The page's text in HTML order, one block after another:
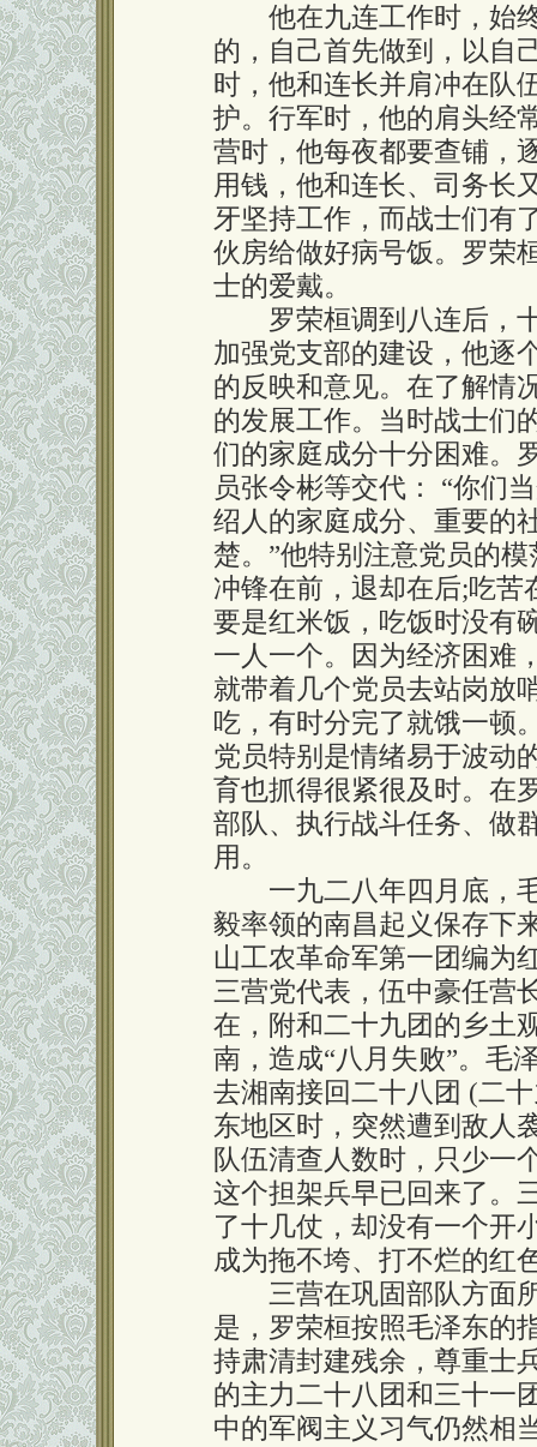
他在九连工作时，始终
的，自己首先做到，以自
时，他和连长并肩冲在队
护。行军时，他的肩头经
营时，他每夜都要查铺，
用钱，他和连长、司务长
牙坚持工作，而战士们有
伙房给做好病号饭。罗荣
士的爱戴。
罗荣桓调到八连后，十
加强党支部的建设，他逐
的反映和意见。在了解情
的发展工作。当时战士们
们的家庭成分十分困难。
员张令彬等交代： “你们
绍人的家庭成分、重要的
楚。”他特别注意党员的
冲锋在前，退却在后;吃
要是红米饭，吃饭时没有
一人一个。因为经济困难
就带着几个党员去站岗放
吃，有时分完了就饿一顿
党员特别是情绪易于波动
育也抓得很紧很及时。在
部队、执行战斗任务、做
用。
一九二八年四月底，毛
毅率领的南昌起义保存下
山工农革命军第一团编为
三营党代表，伍中豪任营
在，附和二十九团的乡土
南，造成“八月失败”。毛
去湘南接回二十八团 (二
东地区时，突然遭到敌人
队伍清查人数时，只少一
这个担架兵早已回来了。
了十几仗，却没有一个开
成为拖不垮、打不烂的红
三营在巩固部队方面所
是，罗荣桓按照毛泽东的
持肃清封建残余，尊重士
的主力二十八团和三十一
中的军阀主义习气仍然相